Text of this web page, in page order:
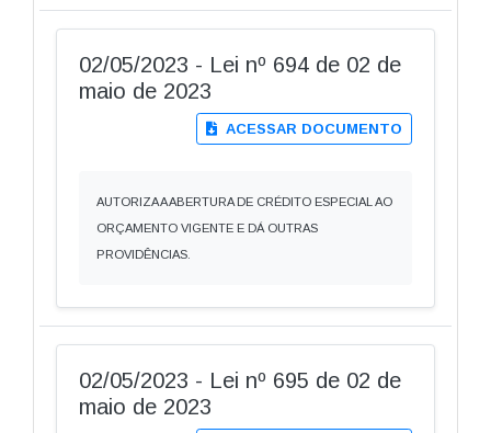
02/05/2023 - Lei nº 694 de 02 de
maio de 2023
ACESSAR DOCUMENTO
AUTORIZA A ABERTURA DE CRÉDITO ESPECIAL AO
ORÇAMENTO VIGENTE E DÁ OUTRAS
PROVIDÊNCIAS.
02/05/2023 - Lei nº 695 de 02 de
maio de 2023